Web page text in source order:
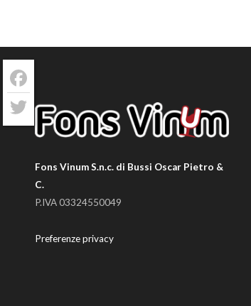
Fons Vinum S.n.c. di Bussi Oscar Pietro &
C.
P.IVA 03324550049
Preferenze privacy
Facebook
Twitter